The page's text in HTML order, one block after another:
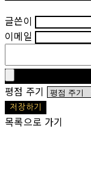
글쓴이
이메일
평점 주기
저장하기
목록으로 가기